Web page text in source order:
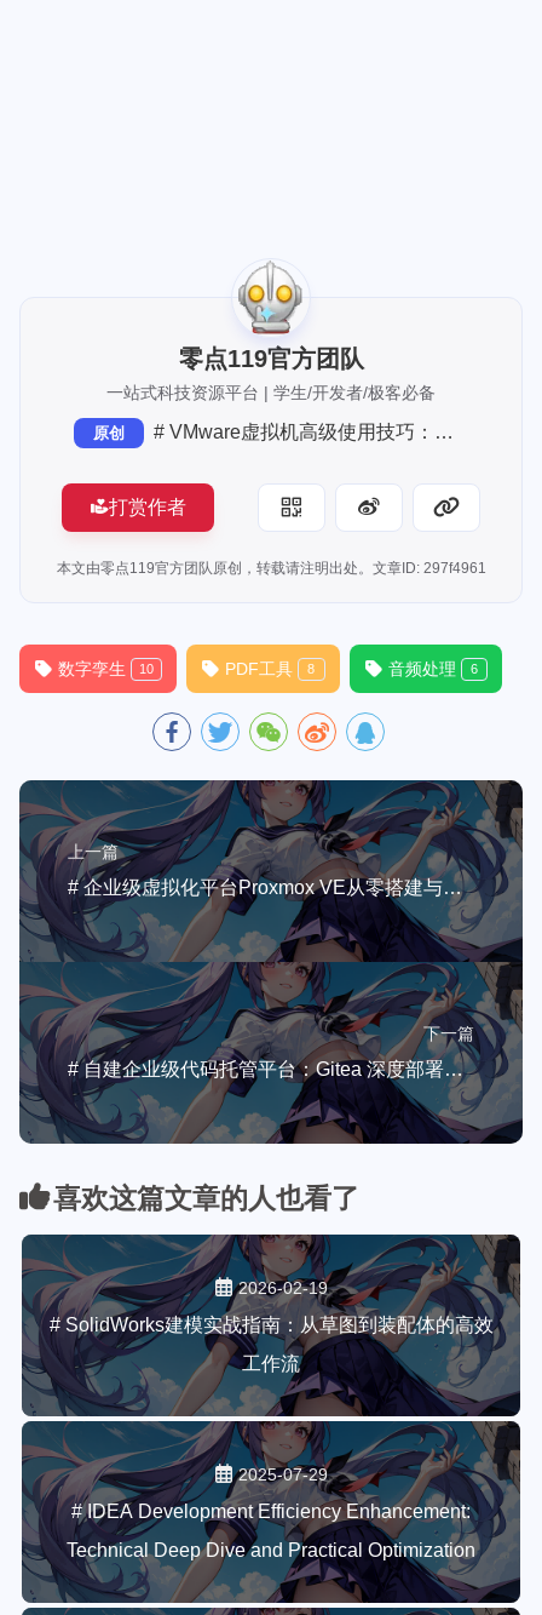
零点119官方团队
一站式科技资源平台 | 学生/开发者/极客必备
原创 # VMware虚拟机高级使用技巧：提升效率与性能的实用指南
打赏作者
本文由零点119官方团队原创，转载请注明出处。文章ID: 297f4961
数字孪生 10 PDF工具 8 音频处理 6
上一篇
# 企业级虚拟化平台Proxmox VE从零搭建与深度配置指南
下一篇
# 自建企业级代码托管平台：Gitea 深度部署与配置指南
喜欢这篇文章的人也看了
2026-02-19
# SolidWorks建模实战指南：从草图到装配体的高效
工作流
2025-07-29
# IDEA Development Efficiency Enhancement:
Technical Deep Dive and Practical Optimization